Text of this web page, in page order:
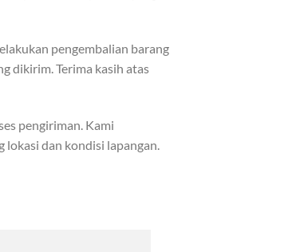
pengembalian barang
dikirim. Terima kasih atas
pengiriman. Kami
lokasi dan kondisi lapangan.